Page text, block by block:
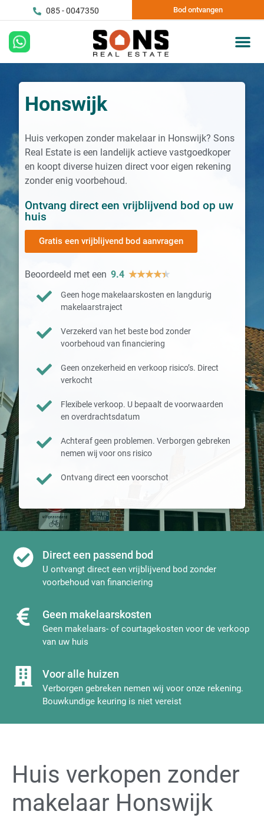
085 - 0047350 Bod ontvangen
Honswijk
Huis verkopen zonder makelaar in Honswijk? Sons
Real Estate is een landelijk actieve vastgoedkoper
en koopt diverse huizen direct voor eigen rekening
zonder enig voorbehoud.
Ontvang direct een vrijblijvend bod op uw
huis
Gratis een vrijblijvend bod aanvragen
Beoordeeld met een 9.4 ★★★★★
Geen hoge makelaarskosten en langdurig
makelaarstraject
Verzekerd van het beste bod zonder
voorbehoud van financiering
Geen onzekerheid en verkoop risico’s. Direct
verkocht
Flexibele verkoop. U bepaalt de voorwaarden
en overdrachtsdatum
Achteraf geen problemen. Verborgen gebreken
nemen wij voor ons risico
Ontvang direct een voorschot
Direct een passend bod
U ontvangt direct een vrijblijvend bod zonder
voorbehoud van financiering
Geen makelaarskosten
Geen makelaars- of courtagekosten voor de verkoop
van uw huis
Voor alle huizen
Verborgen gebreken nemen wij voor onze rekening.
Bouwkundige keuring is niet vereist
Huis verkopen zonder
makelaar Honswijk